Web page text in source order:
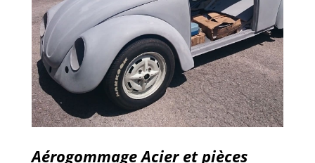
Aérogommage Acier et pièces